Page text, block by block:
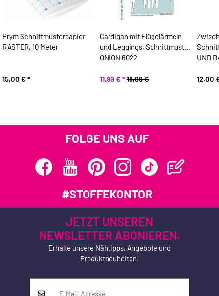
Prym Schnittmusterpapier
RASTER, 10 Meter
15,00 € *
Cardigan mit Flügelärmeln
und Leggings, Schnittmuster
ONION 6022
11,99 € *18,99 €
UND
12,00
FOLGE UNS AUF
#STOFFEKONTOR
JETZT UNSEREN
NEWSLETTER ABONIEREN.
Erhalte unsere Nähtipps, Angebote und
Produktneuheiten!